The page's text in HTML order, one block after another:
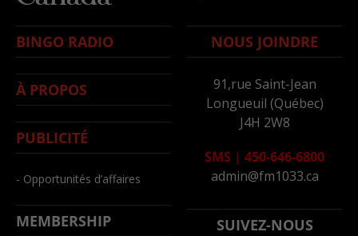
BINGO RADIO
À PROPOS
PUBLICITÉ
- Opportunités d’affaires
MEMBERSHIP
NOUS JOINDRE
91,rue Saint-Jean
Longueuil (Québec)
J4H 2W8
SMS | 450-646-6800
admin@fm1033.ca
SUIVEZ-NOUS